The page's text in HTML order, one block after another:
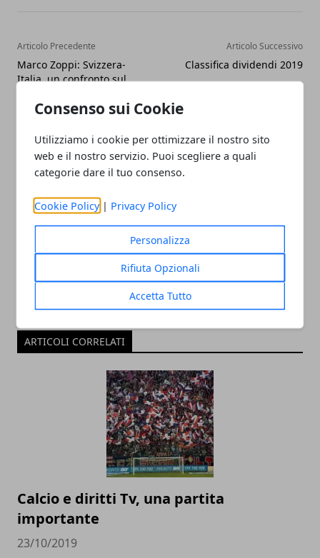
Consenso sui Cookie
Utilizziamo i cookie per ottimizzare il nostro sito
web e il nostro servizio. Puoi scegliere a quali
categorie dare il tuo consenso.
Cookie Policy | Privacy Policy
Personalizza
Rifiuta Opzionali
Accetta Tutto
Articolo Precedente
Marco Zoppi: Svizzera-
Italia, un confronto sul
Articolo Successivo
Classifica dividendi 2019
Redazione
ARTICOLI CORRELATI
Calcio e diritti Tv, una partita
importante
23/10/2019